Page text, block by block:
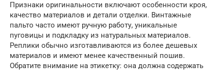
Признаки оригинальности включают особенности кроя,
качество материалов и детали отделки. Винтажные
пальто часто имеют ручную работу, уникальные
пуговицы и подкладку из натуральных материалов.
Реплики обычно изготавливаются из более дешевых
материалов и имеют менее качественный пошив.
Обратите внимание на этикетку: она должна содержать